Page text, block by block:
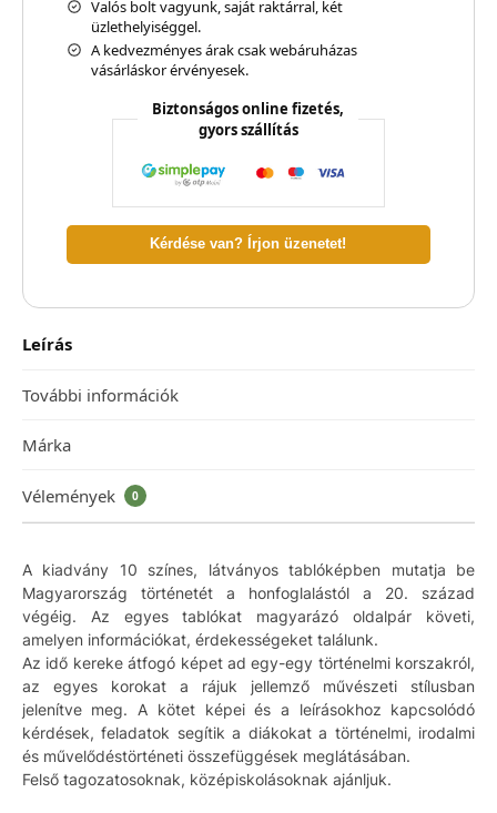
Valós bolt vagyunk, saját raktárral, két
üzlethelyiséggel.
A kedvezményes árak csak webáruházas
vásárláskor érvényesek.
Biztonságos online fizetés,
gyors szállítás
Kérdése van? Írjon üzenetet!
Leírás
További információk
Márka
Vélemények 0
A kiadvány 10 színes, látványos tablóképben mutatja be
Magyarország történetét a honfoglalástól a 20. század
végéig. Az egyes tablókat magyarázó oldalpár követi,
amelyen információkat, érdekességeket találunk.
Az idő kereke átfogó képet ad egy-egy történelmi korszakról,
az egyes korokat a rájuk jellemző művészeti stílusban
jelenítve meg. A kötet képei és a leírásokhoz kapcsolódó
kérdések, feladatok segítik a diákokat a történelmi, irodalmi
és művelődéstörténeti összefüggések meglátásában.
Felső tagozatosoknak, középiskolásoknak ajánljuk.